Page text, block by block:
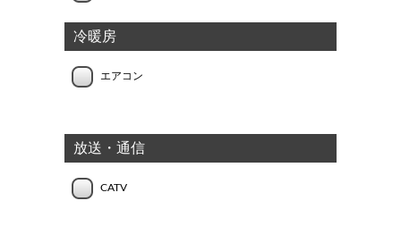
冷暖房
エアコン
放送・通信
CATV